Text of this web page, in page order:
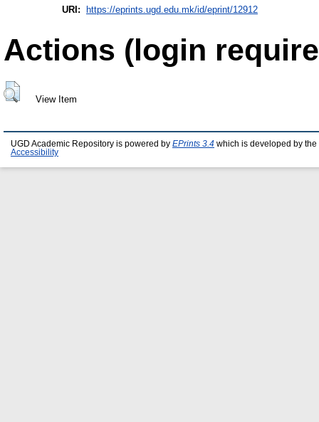
URI:
https://eprints.ugd.edu.mk/id/eprint/12912
Actions (login
View Item
UGD Academic Repository is powered by EPrints 3.4 which is developed by the
Accessibility